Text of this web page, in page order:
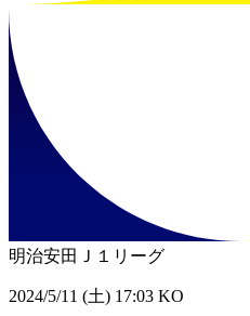
明治安田Ｊ１リーグ
2024/5/11 (土) 17:03 KO